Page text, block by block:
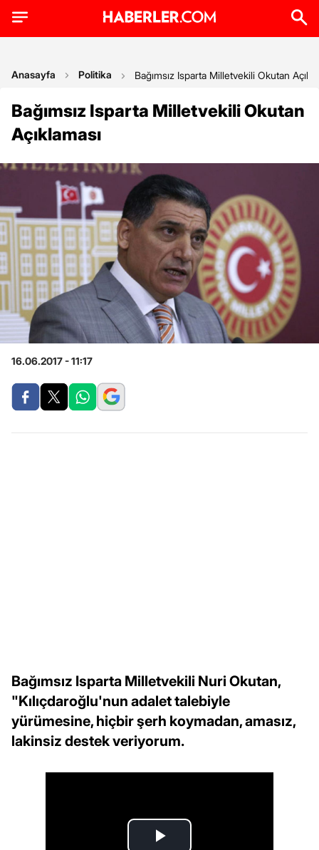
Anasayfa Politika Bağımsız Isparta Milletvekili Okutan
Bağımsız Isparta Milletvekili Okutan
Açıklaması
16.06.2017 - 11:17
Bağımsız Isparta Milletvekili Nuri Okutan,
"Kılıçdaroğlu'nun adalet talebiyle
yürümesine, hiçbir şerh koymadan, amasız,
lakinsiz destek veriyorum.